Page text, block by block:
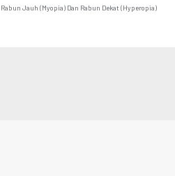
Rabun Jauh (Myopia) Dan Rabun Dekat (Hyperopia)